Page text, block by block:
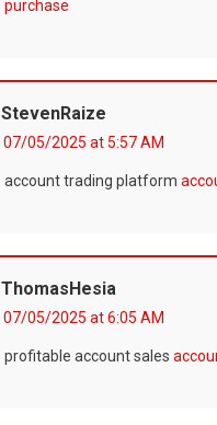
purchase
StevenRaize
07/05/2025 at 5:57 AM
account trading platform
ThomasHesia
07/05/2025 at 6:05 AM
profitable account sales